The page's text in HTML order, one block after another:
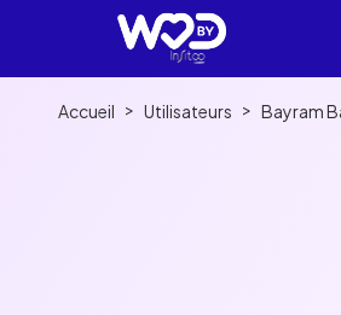
Accueil > Utilisateurs > Bayram